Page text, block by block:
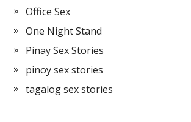
Office Sex
One Night Stand
Pinay Sex Stories
pinoy sex stories
tagalog sex stories